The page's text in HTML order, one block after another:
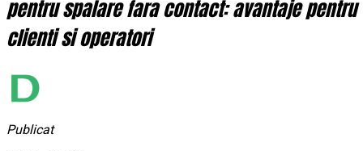
pentru spalare fara contact: avantaje pentru
clienti si operatori
Publicat